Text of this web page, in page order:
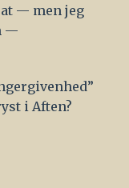
— men jeg
—
i Aften?